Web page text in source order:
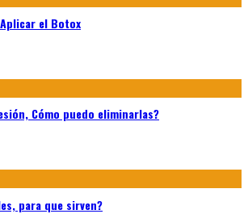
el Botox
Cómo puedo eliminarlas?
para que sirven?